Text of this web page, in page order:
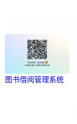
图书借阅管理系统